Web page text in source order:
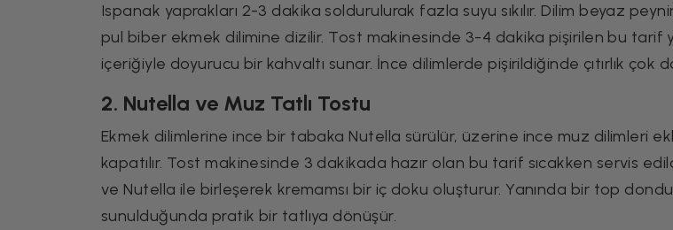
Ispanak yaprakları 2-3 dakika soldurulurak fazla suyu sıkılır. Dilim beyaz peynir,
pul biber ekmek dilimine dizilir. Tost makinesinde 3-4 dakika pişirilen bu tarif
içeriğiyle doyurucu bir kahvaltı sunar. İnce dilimlerde pişirildiğinde çıtırlık çok
2. Nutella ve Muz Tatlı Tostu
Ekmek dilimlerine ince bir tabaka Nutella sürülür, üzerine ince muz dilimleri
kapatılır. Tost makinesinde 3 dakikada hazır olan bu tarif sıcakken servis
ve Nutella ile birleşerek kremamsı bir iç doku oluşturur. Yanında bir top
sunulduğunda pratik bir tatlıya dönüşür.